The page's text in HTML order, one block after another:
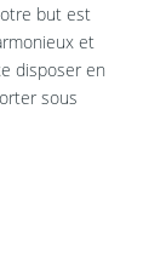
but est
et
disposer en
sous